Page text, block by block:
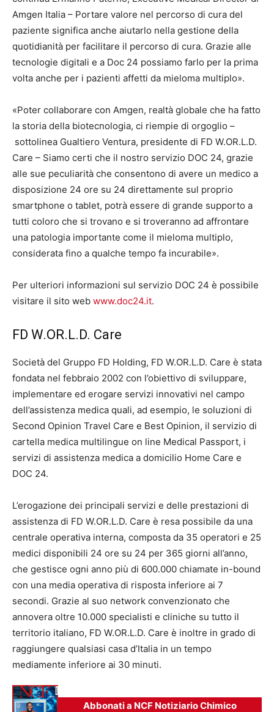
Amgen Italia – Portare valore nel percorso di cura del
paziente significa anche aiutarlo nella gestione della
quotidianità per facilitare il percorso di cura. Grazie alle
tecnologie digitali e a Doc 24 possiamo farlo per la prima
volta anche per i pazienti affetti da mieloma multiplo».
«Poter collaborare con Amgen, realtà globale che ha fatto
la storia della biotecnologia, ci riempie di orgoglio –
sottolinea Gualtiero Ventura, presidente di FD W.OR.L.D.
Care – Siamo certi che il nostro servizio DOC 24, grazie
alle sue peculiarità che consentono di avere un medico a
disposizione 24 ore su 24 direttamente sul proprio
smartphone o tablet, potrà essere di grande supporto a
tutti coloro che si trovano e si troveranno ad affrontare
una patologia importante come il mieloma multiplo,
considerata fino a qualche tempo fa incurabile».
Per ulteriori informazioni sul servizio DOC 24 è possibile
visitare il sito web www.doc24.it.
FD W.OR.L.D. Care
Società del Gruppo FD Holding, FD W.OR.L.D. Care è stata
fondata nel febbraio 2002 con l’obiettivo di sviluppare,
implementare ed erogare servizi innovativi nel campo
dell’assistenza medica quali, ad esempio, le soluzioni di
Second Opinion Travel Care e Best Opinion, il servizio di
cartella medica multilingue on line Medical Passport, i
servizi di assistenza medica a domicilio Home Care e
DOC 24.
L’erogazione dei principali servizi e delle prestazioni di
assistenza di FD W.OR.L.D. Care è resa possibile da una
centrale operativa interna, composta da 35 operatori e 25
medici disponibili 24 ore su 24 per 365 giorni all’anno,
che gestisce ogni anno più di 600.000 chiamate in-bound
con una media operativa di risposta inferiore ai 7
secondi. Grazie al suo network convenzionato che
annovera oltre 10.000 specialisti e cliniche su tutto il
territorio italiano, FD W.OR.L.D. Care è inoltre in grado di
raggiungere qualsiasi casa d’Italia in un tempo
mediamente inferiore ai 30 minuti.
Abbonati a NCF Notiziario Chimico